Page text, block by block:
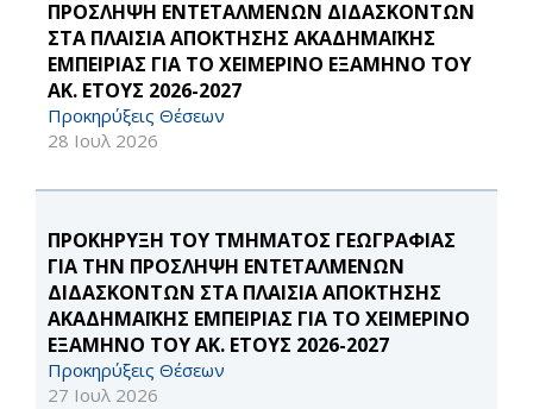
ΠΡΟΣΛΗΨΗ ΕΝΤΕΤΑΛΜΕΝΩΝ ΔΙΔΑΣΚΟΝΤΩΝ
ΣΤΑ ΠΛΑΙΣΙΑ ΑΠΟΚΤΗΣΗΣ ΑΚΑΔΗΜΑΪΚΗΣ
ΕΜΠΕΙΡΙΑΣ ΓΙΑ ΤΟ ΧΕΙΜΕΡΙΝΟ ΕΞΑΜΗΝΟ ΤΟΥ
ΑΚ. ΕΤΟΥΣ 2026-2027
Προκηρύξεις Θέσεων
28 Ιουλ 2026
ΠΡΟΚΗΡΥΞΗ ΤΟΥ ΤΜΗΜΑΤΟΣ ΓΕΩΓΡΑΦΙΑΣ
ΓΙΑ ΤΗΝ ΠΡΟΣΛΗΨΗ ΕΝΤΕΤΑΛΜΕΝΩΝ
ΔΙΔΑΣΚΟΝΤΩΝ ΣΤΑ ΠΛΑΙΣΙΑ ΑΠΟΚΤΗΣΗΣ
ΑΚΑΔΗΜΑΪΚΗΣ ΕΜΠΕΙΡΙΑΣ ΓΙΑ ΤΟ ΧΕΙΜΕΡΙΝΟ
ΕΞΑΜΗΝΟ ΤΟΥ ΑΚ. ΕΤΟΥΣ 2026-2027
Προκηρύξεις Θέσεων
27 Ιουλ 2026